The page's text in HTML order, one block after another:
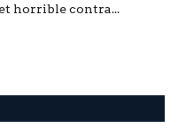
horrible contra...